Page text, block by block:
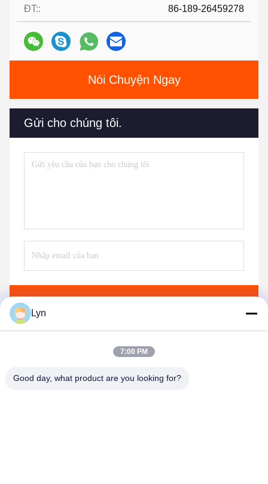
ĐT:: 86-189-26459278
Nói Chuyện Ngay
Gửi cho chúng tôi.
Lyn
7:00 PM
Good day, what product are you looking for?